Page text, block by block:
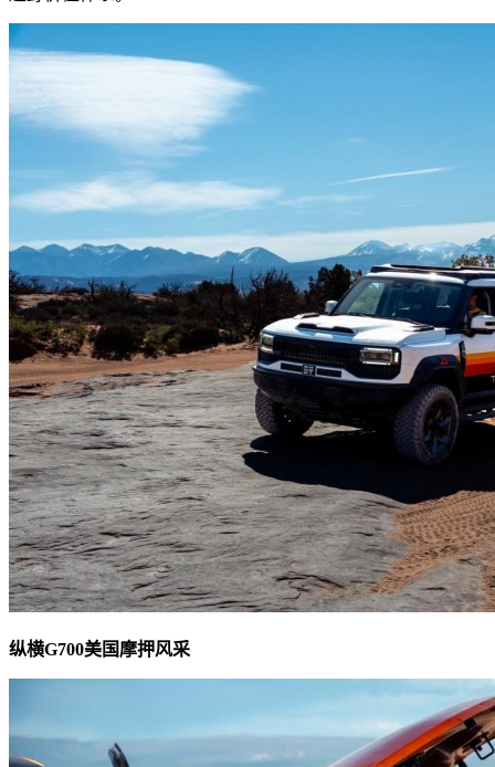
纵横G700美国摩押风采